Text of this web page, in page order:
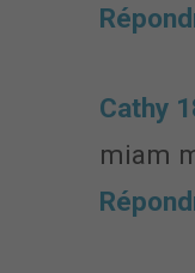
Cathy
miam